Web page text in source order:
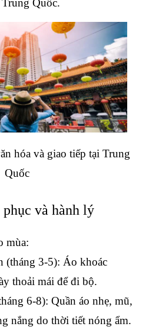
Quốc.
hóa và giao tiếp tại Trung
Quốc
và hành lý
mùa:
(tháng 3-5): Áo khoác
thoải mái để đi bộ.
6-8): Quần áo nhẹ, mũ,
nắng do thời tiết nóng ẩm.